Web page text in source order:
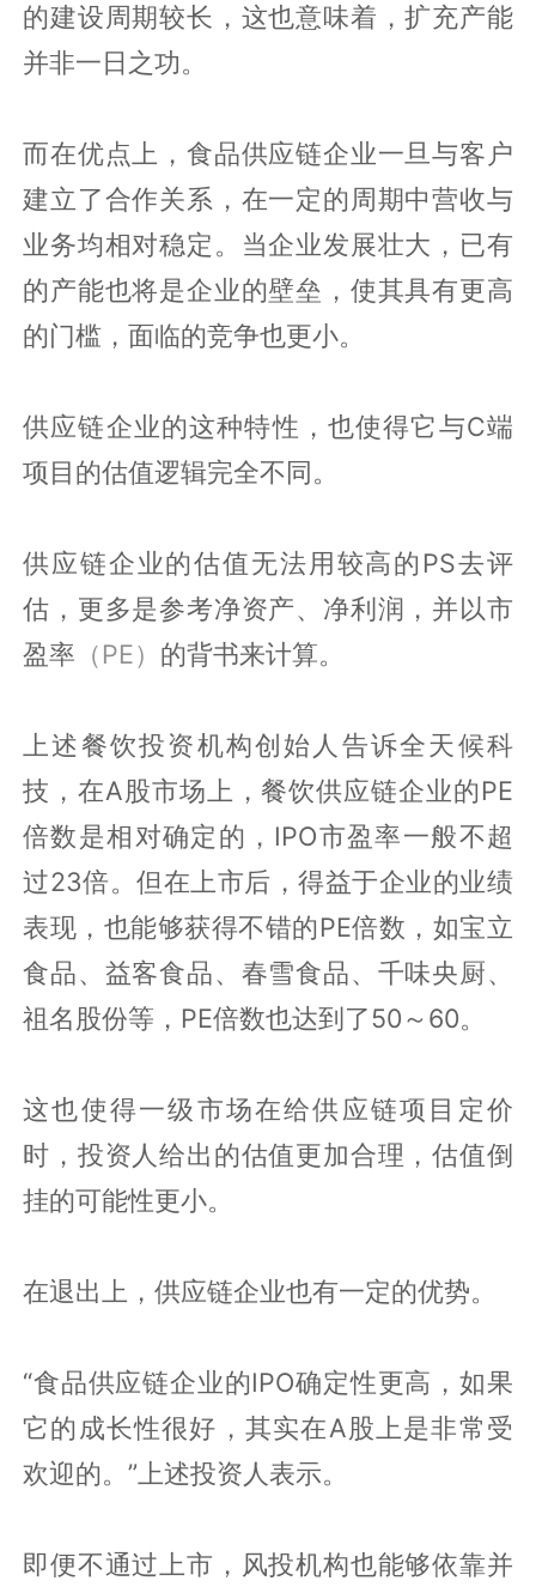
的建设周期较长，这也意味着，扩充产能
并非一日之功。
而在优点上，食品供应链企业一旦与客户
建立了合作关系，在一定的周期中营收与
业务均相对稳定。当企业发展壮大，已有
的产能也将是企业的壁垒，使其具有更高
的门槛，面临的竞争也更小。
供应链企业的这种特性，也使得它与C端
项目的估值逻辑完全不同。
供应链企业的估值无法用较高的PS去评
估，更多是参考净资产、净利润，并以市
盈率 （PE） 的背书来计算。
上述餐饮投资机构创始人告诉全天候科
技，在A股市场上，餐饮供应链企业的PE
倍数是相对确定的，IPO市盈率一般不超
过23倍。但在上市后，得益于企业的业绩
表现，也能够获得不错的PE倍数，如宝立
食品、益客食品、春雪食品、千味央厨、
祖名股份等，PE倍数也达到了50～60。
这也使得一级市场在给供应链项目定价
时，投资人给出的估值更加合理，估值倒
挂的可能性更小。
在退出上，供应链企业也有一定的优势。
“食品供应链企业的IPO确定性更高，如果
它的成长性很好，其实在A股上是非常受
欢迎的。”上述投资人表示。
即便不通过上市，风投机构也能够依靠并